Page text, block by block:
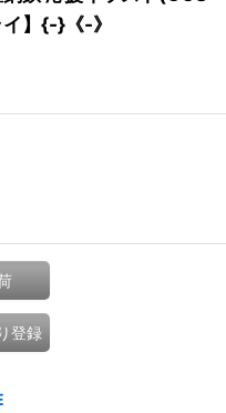
】{-}《-》
登録